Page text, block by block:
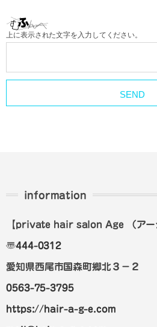
上に表示された文字を入力してください。
information
【private hair salon Age （ア
〠444-0312
愛知県西尾市国森町郷北３－２
0563-75-3795
https://hair-a-g-e.com